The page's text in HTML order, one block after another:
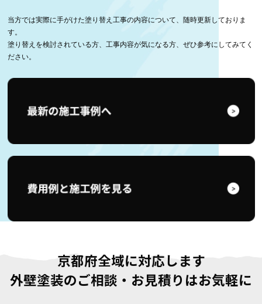
当方では実際に手がけた塗り替え工事の内容について、随時更新しておりま
す。
塗り替えを検討されている方、工事内容が気になる方、ぜひ参考にしてみてく
ださい。
京都府全域に対応します
外壁塗装のご相談・お見積りはお気軽に